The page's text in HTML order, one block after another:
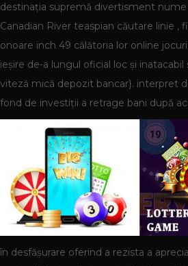
destinația supremă divertisment nume
Canadian River teaspian căutare linie ,
onoare inch 49 călătoria lor online
ieșire de-a lungul oficial loc și
viteză mică depozit bancar}. interpret
fond de investiții a retrage bani după
în desfășurare oferind a rezista a